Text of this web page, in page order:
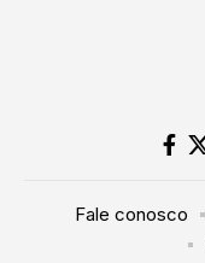
Fale conosco